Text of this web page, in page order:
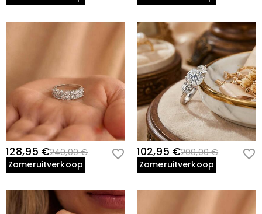
128,95 €240,00 €
Zomeruitverkoop
102,95 €200,00 €
Zomeruitverkoop